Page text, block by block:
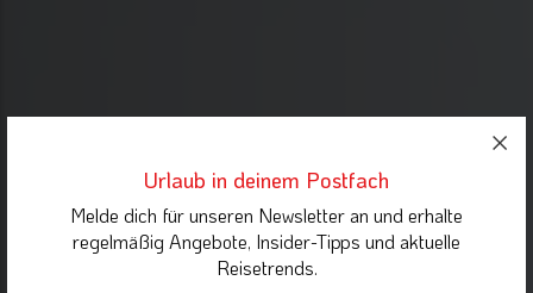
Urlaub in deinem Postfach
Melde dich für unseren Newsletter an und erhalte
regelmäßig Angebote, Insider-Tipps und aktuelle
Reisetrends.